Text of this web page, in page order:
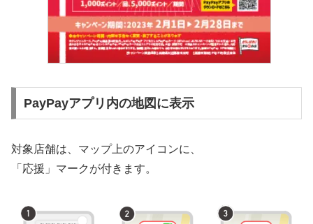
PayPayアプリ内の地図に表示
対象店舗は、マップ上のアイコンに、
「応援」マークが付きます。